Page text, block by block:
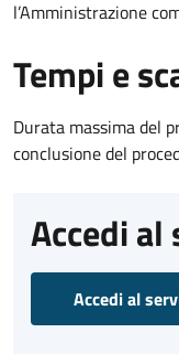
l’Amministrazione
Tempi e
Durata massima del
conclusione del
Accedi al
Accedi al